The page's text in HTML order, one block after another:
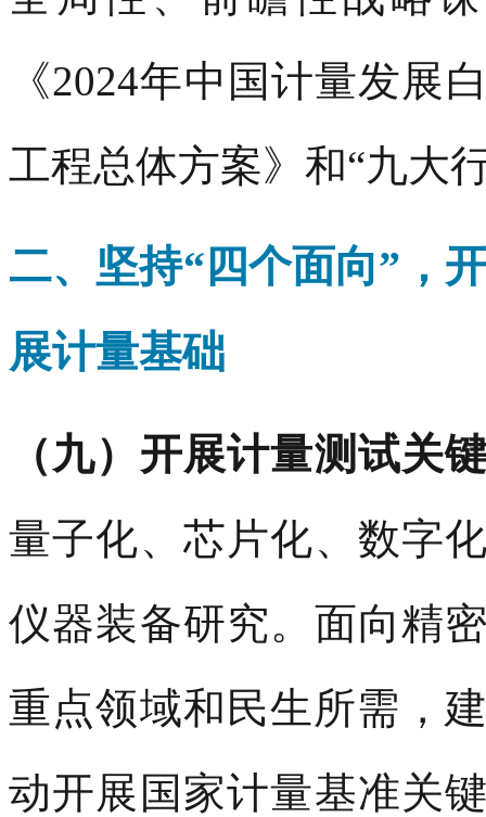
《2024年中国计量发展
工程总体方案》和“九大
二、坚持“四个面向”，
展计量基础
（九）开展计量测试关
量子化、芯片化、数字
仪器装备研究。面向精
重点领域和民生所需，
动开展国家计量基准关